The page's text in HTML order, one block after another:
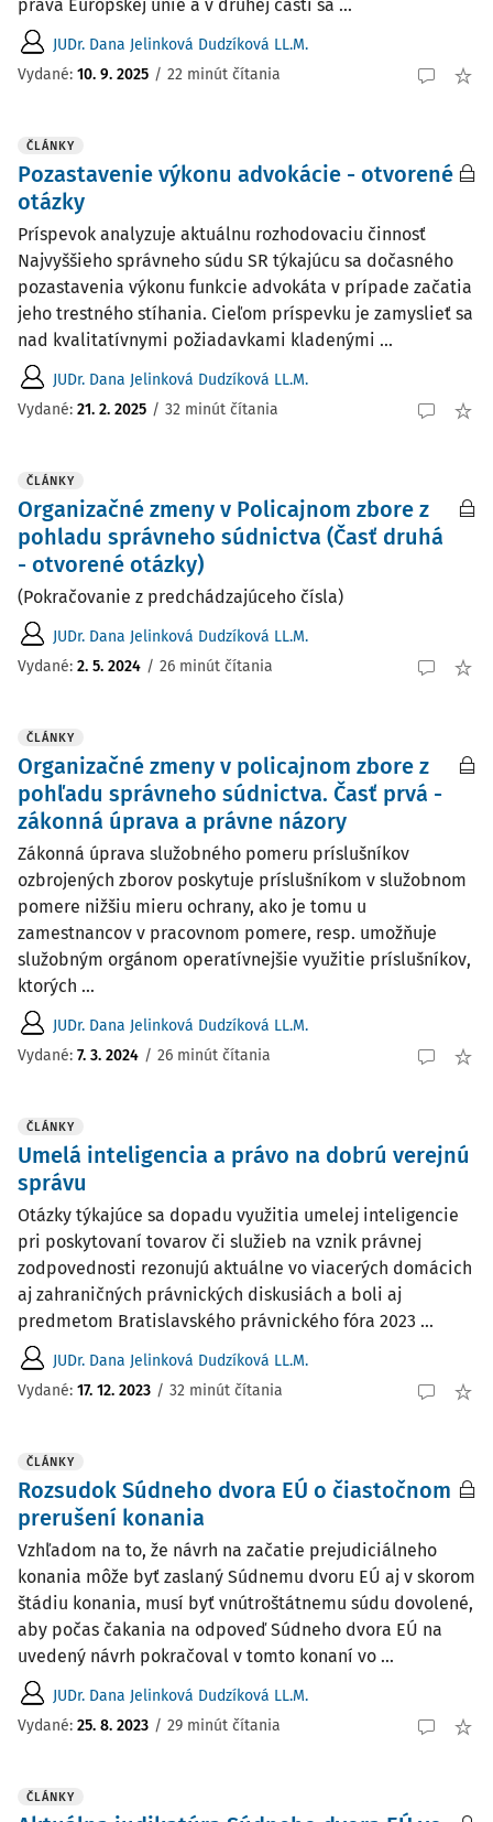
práva Európskej únie a v druhej časti sa ...
JUDr. Dana Jelinková Dudzíková LL.M.
Vydané: 10. 9. 2025 / 22 minút čítania
ČLÁNKY
Pozastavenie výkonu advokácie - otvorené
otázky
Príspevok analyzuje aktuálnu rozhodovaciu činnosť
Najvyššieho správneho súdu SR týkajúcu sa dočasného
pozastavenia výkonu funkcie advokáta v prípade začatia
jeho trestného stíhania. Cieľom príspevku je zamyslieť sa
nad kvalitatívnymi požiadavkami kladenými ...
JUDr. Dana Jelinková Dudzíková LL.M.
Vydané: 21. 2. 2025 / 32 minút čítania
ČLÁNKY
Organizačné zmeny v Policajnom zbore z
pohladu správneho súdnictva (Časť druhá
- otvorené otázky)
(Pokračovanie z predchádzajúceho čísla)
JUDr. Dana Jelinková Dudzíková LL.M.
Vydané: 2. 5. 2024 / 26 minút čítania
ČLÁNKY
Organizačné zmeny v policajnom zbore z
pohľadu správneho súdnictva. Časť prvá -
zákonná úprava a právne názory
Zákonná úprava služobného pomeru príslušníkov
ozbrojených zborov poskytuje príslušníkom v služobnom
pomere nižšiu mieru ochrany, ako je tomu u
zamestnancov v pracovnom pomere, resp. umožňuje
služobným orgánom operatívnejšie využitie príslušníkov,
ktorých ...
JUDr. Dana Jelinková Dudzíková LL.M.
Vydané: 7. 3. 2024 / 26 minút čítania
ČLÁNKY
Umelá inteligencia a právo na dobrú verejnú
správu
Otázky týkajúce sa dopadu využitia umelej inteligencie
pri poskytovaní tovarov či služieb na vznik právnej
zodpovednosti rezonujú aktuálne vo viacerých domácich
aj zahraničných právnických diskusiách a boli aj
predmetom Bratislavského právnického fóra 2023 ...
JUDr. Dana Jelinková Dudzíková LL.M.
Vydané: 17. 12. 2023 / 32 minút čítania
ČLÁNKY
Rozsudok Súdneho dvora EÚ o čiastočnom
prerušení konania
Vzhľadom na to, že návrh na začatie prejudiciálneho
konania môže byť zaslaný Súdnemu dvoru EÚ aj v skorom
štádiu konania, musí byť vnútroštátnemu súdu dovolené,
aby počas čakania na odpoveď Súdneho dvora EÚ na
uvedený návrh pokračoval v tomto konaní vo ...
JUDr. Dana Jelinková Dudzíková LL.M.
Vydané: 25. 8. 2023 / 29 minút čítania
ČLÁNKY